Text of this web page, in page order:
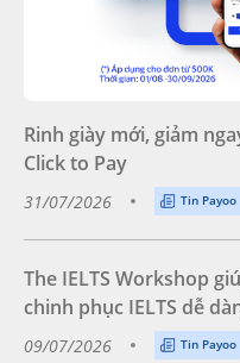
Rinh giày mới, giảm
Click to Pay
31/07/2026 Tin Payoo
The IELTS Workshop
chinh phục IELTS dễ
09/07/2026 Tin Payoo